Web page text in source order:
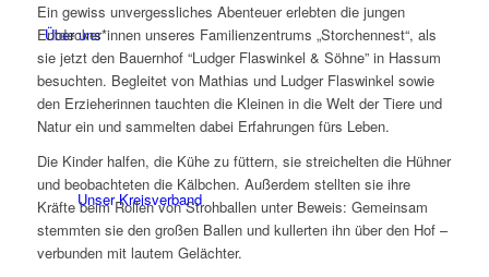
Über uns
Unser Kreisverband
Ein gewiss unvergessliches Abenteuer erlebten die jungen
Entdecker*innen unseres Familienzentrums „Storchennest“, als
sie jetzt den Bauernhof “Ludger Flaswinkel & Söhne” in Hassum
besuchten. Begleitet von Mathias und Ludger Flaswinkel sowie
den Erzieherinnen tauchten die Kleinen in die Welt der Tiere und
Natur ein und sammelten dabei Erfahrungen fürs Leben.
Die Kinder halfen, die Kühe zu füttern, sie streichelten die Hühner
und beobachteten die Kälbchen. Außerdem stellten sie ihre
Kräfte beim Rollen von Strohballen unter Beweis: Gemeinsam
stemmten sie den großen Ballen und kullerten ihn über den Hof –
verbunden mit lautem Gelächter.